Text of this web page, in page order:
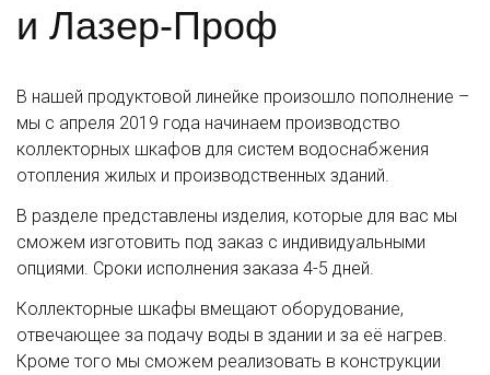
и Лазер-Проф
В нашей продуктовой линейке произошло пополнение –
мы с апреля 2019 года начинаем производство
коллекторных шкафов для систем водоснабжения
отопления жилых и производственных зданий.
В разделе представлены изделия, которые для вас мы
сможем изготовить под заказ с индивидуальными
опциями. Сроки исполнения заказа 4-5 дней.
Коллекторные шкафы вмещают оборудование,
отвечающее за подачу воды в здании и за её нагрев.
Кроме того мы сможем реализовать в конструкции